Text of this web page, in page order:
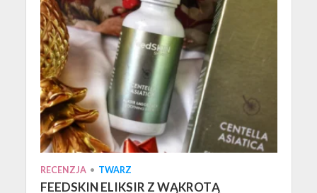
RECENZJA • TWARZ
FEEDSKIN ELIKSIR Z WĄKROTĄ